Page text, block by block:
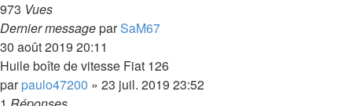
973 Vues
Dernier messageparSaM67
30 août 2019 20:11
Huile boîte de vitesse Fiat 126
parpaulo47200 » 23 juil. 2019 23:52